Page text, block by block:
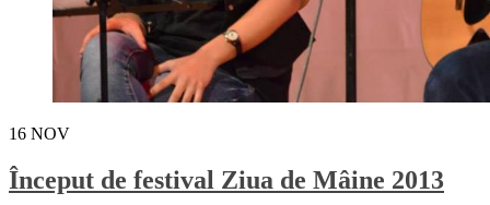
16 NOV
Început de festival Ziua de Mâine 2013